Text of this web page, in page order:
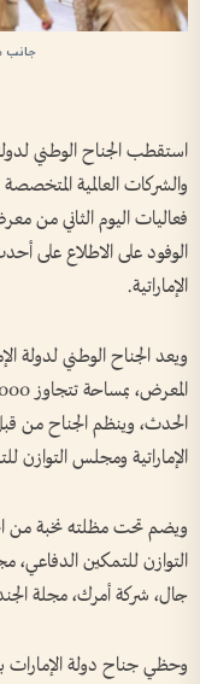
جانب
استقطب الجناح الوطني
والشركات العالمية
فعاليات اليوم الثاني من
الوفود على الاطلاع على
الإماراتية.
ويعد الجناح الوطني لدولة
الحدث، وينظم الجناح من
الإماراتية ومجلس التوازن
ويضم تحت مظلته نخبة من
التوازن للتمكين
جال، شركة أمرك، مجلة
وحظي جناح دولة الإمارات